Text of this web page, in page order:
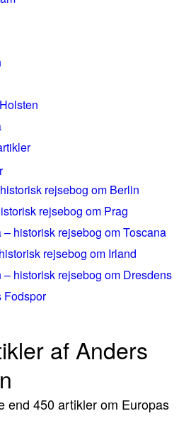
rejsebog om Berlin
rejsebog om Prag
– historisk rejsebog om Toscana
rejsebog om Irland
– historisk rejsebog om Dresdens
Fodspor
af Anders
end 450 artikler om Europas